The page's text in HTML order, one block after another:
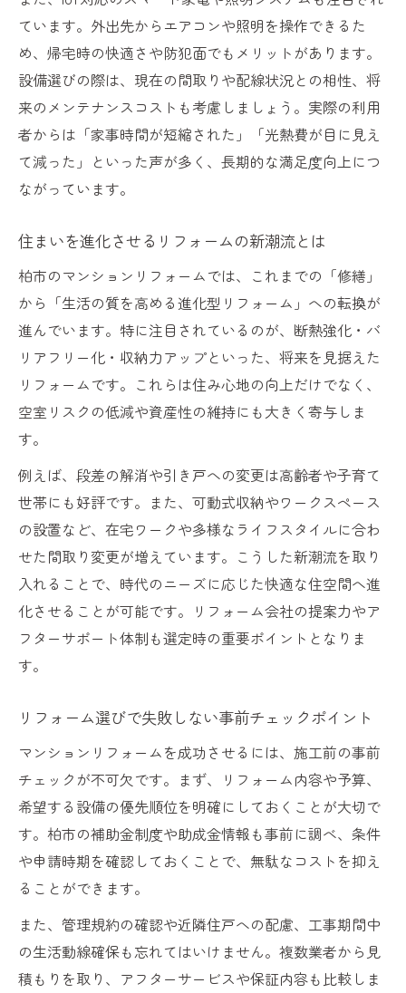
ています。外出先からエアコンや照明を操作できるた
め、帰宅時の快適さや防犯面でもメリットがあります。
設備選びの際は、現在の間取りや配線状況との相性、将
来のメンテナンスコストも考慮しましょう。実際の利用
者からは「家事時間が短縮された」「光熱費が目に見え
て減った」といった声が多く、長期的な満足度向上につ
ながっています。
住まいを進化させるリフォームの新潮流とは
柏市のマンションリフォームでは、これまでの「修繕」
から「生活の質を高める進化型リフォーム」への転換が
進んでいます。特に注目されているのが、断熱強化・バ
リアフリー化・収納力アップといった、将来を見据えた
リフォームです。これらは住み心地の向上だけでなく、
空室リスクの低減や資産性の維持にも大きく寄与しま
す。
例えば、段差の解消や引き戸への変更は高齢者や子育て
世帯にも好評です。また、可動式収納やワークスペース
の設置など、在宅ワークや多様なライフスタイルに合わ
せた間取り変更が増えています。こうした新潮流を取り
入れることで、時代のニーズに応じた快適な住空間へ進
化させることが可能です。リフォーム会社の提案力やア
フターサポート体制も選定時の重要ポイントとなりま
す。
リフォーム選びで失敗しない事前チェックポイント
マンションリフォームを成功させるには、施工前の事前
チェックが不可欠です。まず、リフォーム内容や予算、
希望する設備の優先順位を明確にしておくことが大切で
す。柏市の補助金制度や助成金情報も事前に調べ、条件
や申請時期を確認しておくことで、無駄なコストを抑え
ることができます。
また、管理規約の確認や近隣住戸への配慮、工事期間中
の生活動線確保も忘れてはいけません。複数業者から見
積もりを取り、アフターサービスや保証内容も比較しま